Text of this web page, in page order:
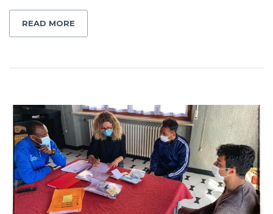
READ MORE